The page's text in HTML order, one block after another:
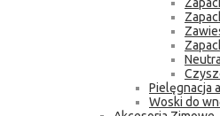
Pielęgnacja
Woski do